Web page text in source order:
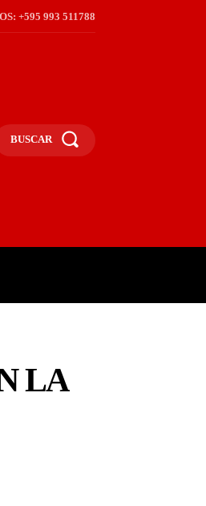
+595 993 511788
BUSCAR
LA